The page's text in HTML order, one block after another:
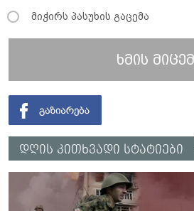
მიჭირს პასუხის გაცემა
ხმის
დღის კითხვადი სტატიები